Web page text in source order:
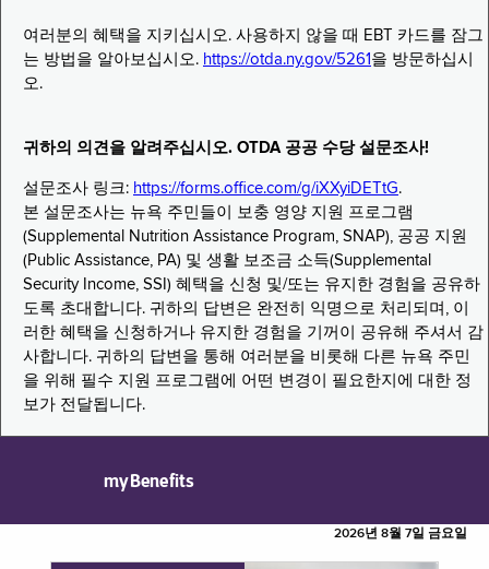
여러분의 혜택을 지키십시오. 사용하지 않을 때 EBT 카드를 잠그
는 방법을 알아보십시오. https://otda.ny.gov/5261 을 방문하십시
오.
귀하의 의견을 알려주십시오. OTDA 공공 수당 설문조사!
설문조사 링크: https://forms.office.com/g/iXXyiDETtG.
본 설문조사는 뉴욕 주민들이 보충 영양 지원 프로그램
(Supplemental Nutrition Assistance Program, SNAP), 공공 지원
(Public Assistance, PA) 및 생활 보조금 소득(Supplemental
Security Income, SSI) 혜택을 신청 및/또는 유지한 경험을 공유하
도록 초대합니다. 귀하의 답변은 완전히 익명으로 처리되며, 이
러한 혜택을 신청하거나 유지한 경험을 기꺼이 공유해 주셔서 감
사합니다. 귀하의 답변을 통해 여러분을 비롯해 다른 뉴욕 주민
을 위해 필수 지원 프로그램에 어떤 변경이 필요한지에 대한 정
보가 전달됩니다.
myBenefits
2026년 8월 7일 금요일